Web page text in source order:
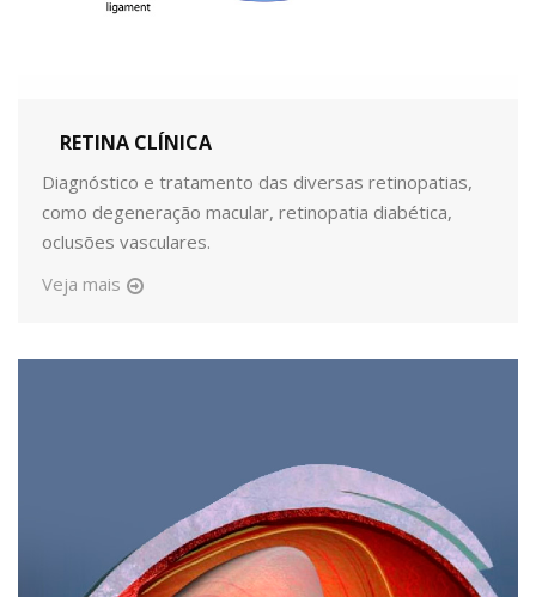
RETINA CLÍNICA
Diagnóstico e tratamento das diversas retinopatias,
como degeneração macular, retinopatia diabética,
oclusões vasculares.
Veja mais